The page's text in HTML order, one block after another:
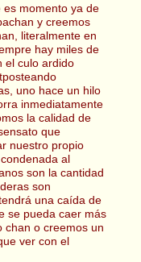
es momento ya de
y creemos
literalmente en
hay miles de
el culo ardido
uno hace un hilo
inmediatamente
la calidad de
que
nuestro propio
al
son la cantidad
son
una caída de
se pueda caer más
chan o creemos un
ver con el